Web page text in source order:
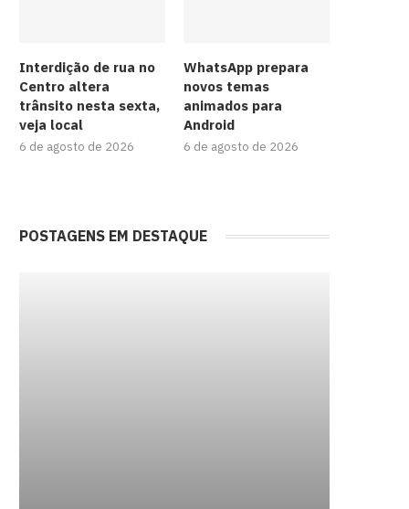
Interdição de rua no
Centro altera
trânsito nesta sexta,
veja local
6 de agosto de 2026
WhatsApp prepara
novos temas
animados para
Android
6 de agosto de 2026
POSTAGENS EM DESTAQUE